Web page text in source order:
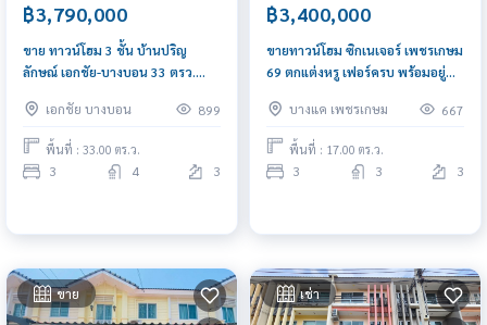
฿3,790,000
ขาย ทาวน์โฮม 3 ชั้น บ้านปริญ
ลักษณ์ เอกชัย-บางบอน 33 ตรว.
พระราม 2
เอกชัย บางบอน 899
พื้นที่ : 33.00 ตร.ว.
3 4 3
฿3,400,000
ขายทาวน์โฮม ซิกเนเจอร์ เพชรเกษม
69 ตกแต่งหรู เฟอร์ครบ พร้อมอยู่
บางแค เพชรเกษม
667
พื้นที่ : 17.00 ตร.ว.
3 3 3
ขาย เช่า